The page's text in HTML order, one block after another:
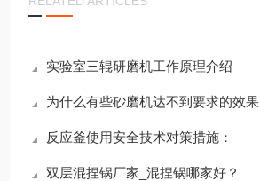
实验室三辊研磨机工作原理介绍
为什么有些砂磨机达不到要求的效果
反应釜使用安全技术对策措施：
双层混捏锅厂家_混捏锅哪家好？